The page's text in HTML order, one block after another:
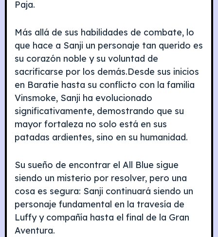
Paja.
Más allá de sus habilidades de combate, lo
que hace a Sanji un personaje tan querido es
su corazón noble y su voluntad de
sacrificarse por los demás.Desde sus inicios
en Baratie hasta su conflicto con la familia
Vinsmoke, Sanji ha evolucionado
significativamente, demostrando que su
mayor fortaleza no solo está en sus
patadas ardientes, sino en su humanidad.
Su sueño de encontrar el All Blue sigue
siendo un misterio por resolver, pero una
cosa es segura: Sanji continuará siendo un
personaje fundamental en la travesía de
Luffy y compañía hasta el final de la Gran
Aventura.